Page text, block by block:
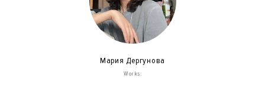
Мария Дергунова
Works: